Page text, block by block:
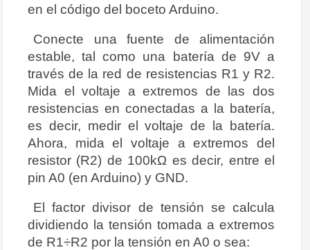
en el código del boceto Arduino.
Conecte una fuente de alimentación
estable, tal como una batería de 9V a
través de la red de resistencias R1 y R2.
Mida el voltaje a extremos de las dos
resistencias en conectadas a la batería,
es decir, medir el voltaje de la batería.
Ahora, mida el voltaje a extremos del
resistor (R2) de 100kΩ es decir, entre el
pin A0 (en Arduino) y GND.
El factor divisor de tensión se calcula
dividiendo la tensión tomada a extremos
de R1÷R2 por la tensión en A0 o sea: